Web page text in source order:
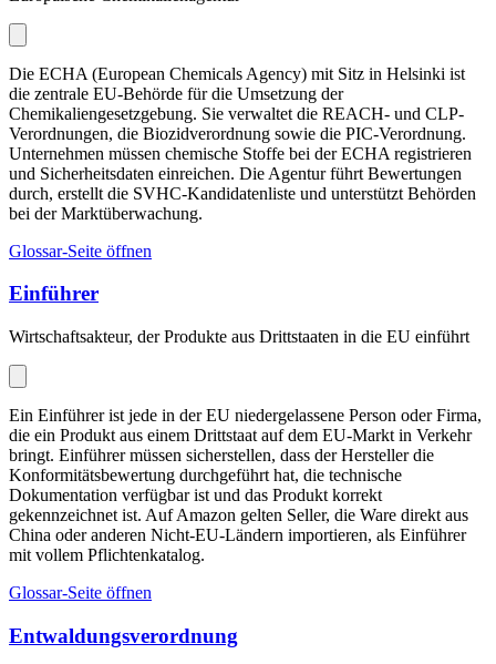
Die ECHA (European Chemicals Agency) mit Sitz in Helsinki ist
die zentrale EU-Behörde für die Umsetzung der
Chemikaliengesetzgebung. Sie verwaltet die REACH- und CLP-
Verordnungen, die Biozidverordnung sowie die PIC-Verordnung.
Unternehmen müssen chemische Stoffe bei der ECHA registrieren
und Sicherheitsdaten einreichen. Die Agentur führt Bewertungen
durch, erstellt die SVHC-Kandidatenliste und unterstützt Behörden
bei der Marktüberwachung.
Glossar-Seite öffnen
Einführer
Wirtschaftsakteur, der Produkte aus Drittstaaten in die EU einführt
Ein Einführer ist jede in der EU niedergelassene Person oder Firma,
die ein Produkt aus einem Drittstaat auf dem EU-Markt in Verkehr
bringt. Einführer müssen sicherstellen, dass der Hersteller die
Konformitätsbewertung durchgeführt hat, die technische
Dokumentation verfügbar ist und das Produkt korrekt
gekennzeichnet ist. Auf Amazon gelten Seller, die Ware direkt aus
China oder anderen Nicht-EU-Ländern importieren, als Einführer
mit vollem Pflichtenkatalog.
Glossar-Seite öffnen
Entwaldungsverordnung